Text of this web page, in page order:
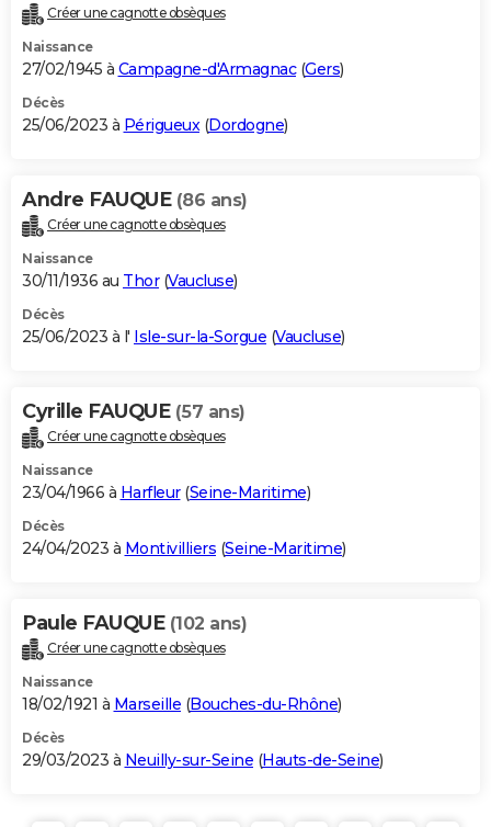
Créer une cagnotte obsèques
Naissance
27/02/1945 à Campagne-d'Armagnac(Gers)
Décès
25/06/2023 à Périgueux(Dordogne)
Andre FAUQUE (86 ans)
Créer une cagnotte obsèques
Naissance
30/11/1936 au Thor(Vaucluse)
Décès
25/06/2023 à l' Isle-sur-la-Sorgue (Vaucluse)
Cyrille FAUQUE (57 ans)
Créer une cagnotte obsèques
Naissance
23/04/1966 à Harfleur(Seine-Maritime)
Décès
24/04/2023 à Montivilliers (Seine-Maritime)
Paule FAUQUE (102 ans)
Créer une cagnotte obsèques
Naissance
18/02/1921 à Marseille (Bouches-du-Rhône)
Décès
29/03/2023 à Neuilly-sur-Seine (Hauts-de-Seine)